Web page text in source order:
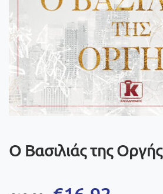
Ο Βασιλιάς της Οργής
Original